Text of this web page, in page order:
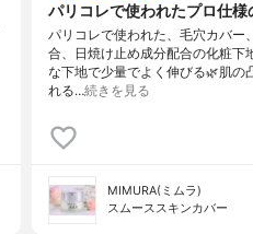
パリコレで使われたプロ仕
パリコレで使われた、毛穴カバー
合、日焼け止め成分配合の化粧下
な下地で少量でよく伸びる🌿肌の
れる…続きを見る
MIMURA(ミムラ)
スムーススキンカバー